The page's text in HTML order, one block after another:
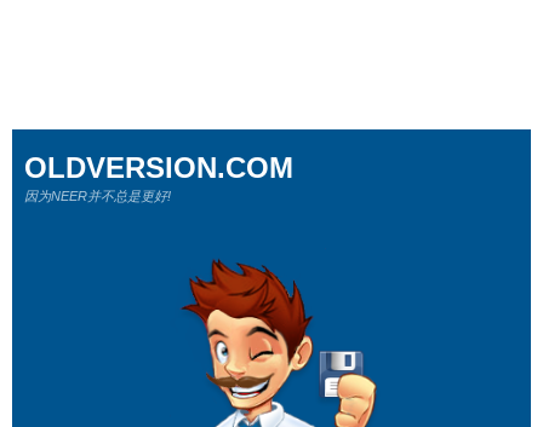
OLDVERSION.COM
因为NEER并不总是更好!